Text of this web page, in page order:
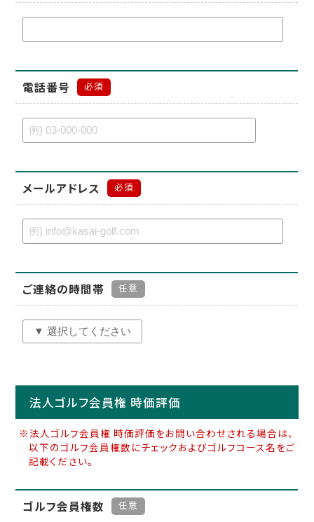
電話番号 必須
メールアドレス 必須
ご連絡の時間帯 任意
法人ゴルフ会員権 時価評価
※法人ゴルフ会員権 時価評価をお問い合わせされる場合は、
以下のゴルフ会員権数にチェックおよびゴルフコース名をご
記載ください。
ゴルフ会員権数 任意